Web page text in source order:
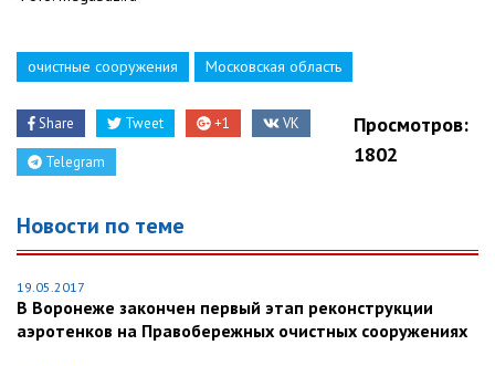
очистные сооружения Московская область
Share Tweet +1 VK
Telegram
Просмотров:
1802
Новости по теме
19.05.2017
В Воронеже закончен первый этап реконструкции
аэротенков на Правобережных очистных сооружениях